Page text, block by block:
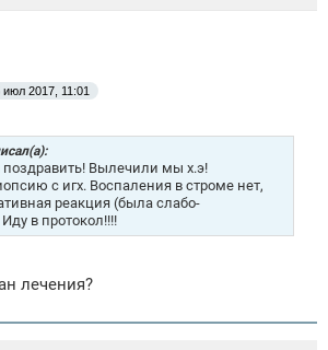
июл 2017, 11:01
Вылечили мы х.э!
с игх. Воспаления в строме нет,
реакция (была слабо-
в протокол!!!!
лечения?